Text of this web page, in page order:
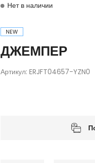
Нет в наличии
NEW
ДЖЕМПЕР
Артикул: ERJFT04657-YZN0